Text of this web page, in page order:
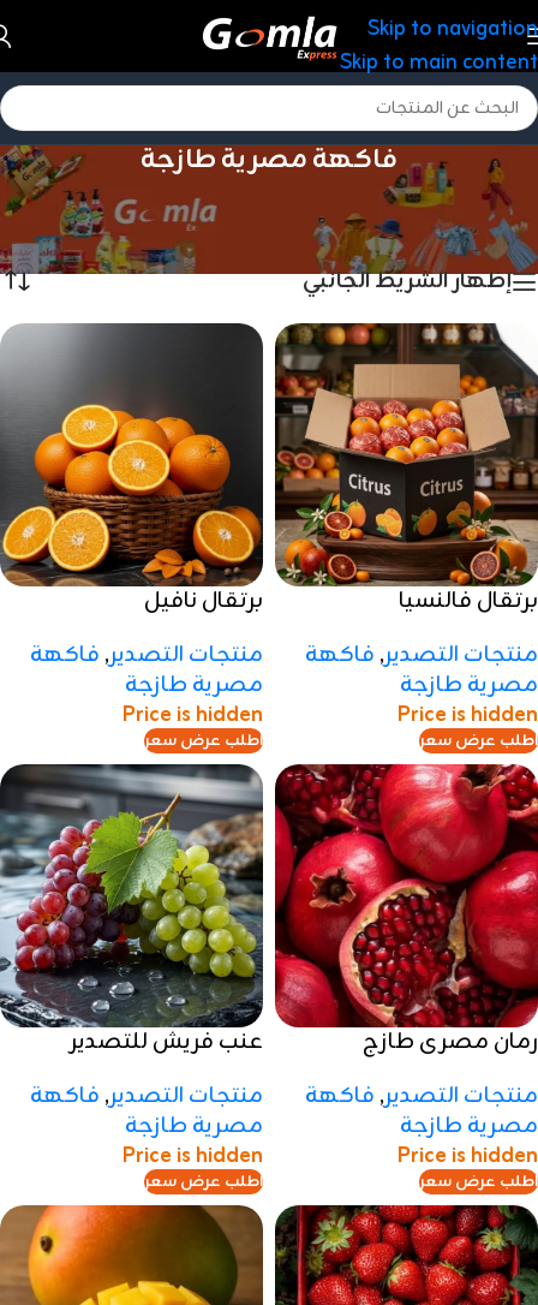
Skip to navigation
Skip to main content
فاكهة مصرية طازجة
الرئيسية /منتجات التصدير
فاكهة مصرية طازجة
عرض ⁦6⁩ من كل النتائج
إظهار الشريط الجانبي
برتقال فالنسيا
منتجات التصدير, فاكهة
مصرية طازجة
Price is hidden
اطلب عرض سعر
برتقال نافيل
منتجات التصدير, فاكهة
مصرية طازجة
Price is hidden
اطلب عرض سعر
رمان مصرى طازج
منتجات التصدير, فاكهة
مصرية طازجة
Price is hidden
اطلب عرض سعر
عنب فريش للتصدير
منتجات التصدير, فاكهة
مصرية طازجة
Price is hidden
اطلب عرض سعر